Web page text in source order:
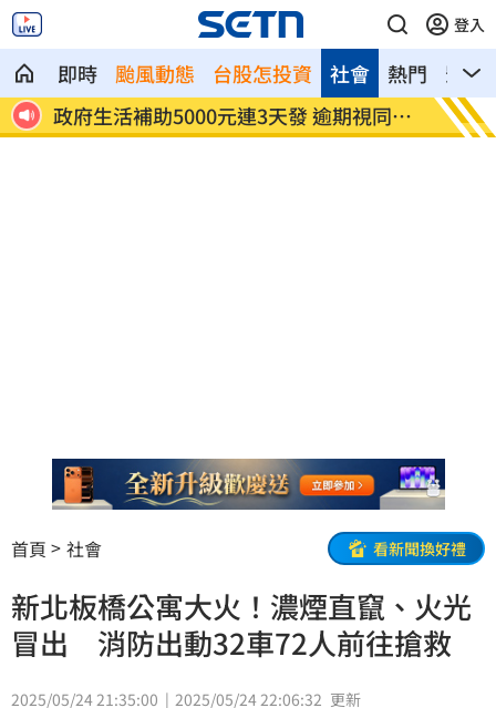
登入
即時 颱風動態 台股怎投資 熱門 影音
社會
政府生活補助5000元連3天發 逾期視同放
棄
宏碁
層
首頁 社會 看新聞換好禮
新北板橋公寓大火！濃煙直竄、火光
冒出 消防出動32車72人前往搶救
2025/05/24 21:35:00 2025/05/24 22:06:32 更新